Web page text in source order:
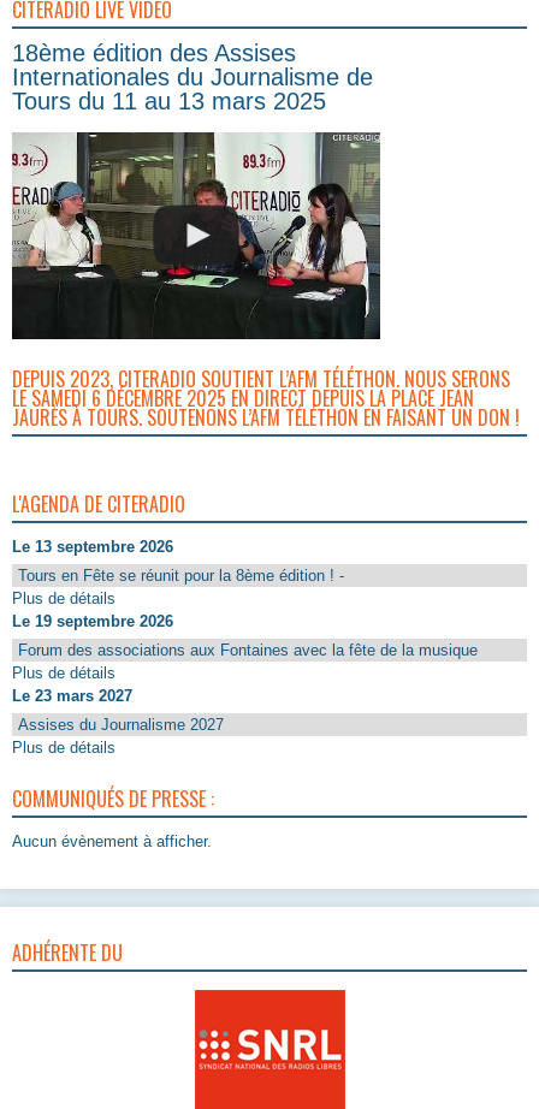
CITERADIO LIVE VIDEO
18ème édition des Assises
Internationales du Journalisme de
Tours du 11 au 13 mars 2025
DEPUIS 2023, CITERADIO SOUTIENT L’AFM TÉLÉTHON. NOUS SERONS
LE SAMEDI 6 DÉCEMBRE 2025 EN DIRECT DEPUIS LA PLACE JEAN
JAURÈS À TOURS. SOUTENONS L’AFM TÉLÉTHON EN FAISANT UN DON !
L'AGENDA DE CITERADIO
Le 13 septembre 2026
Tours en Fête se réunit pour la 8ème édition ! -
Plus de détails
Le 19 septembre 2026
Forum des associations aux Fontaines avec la fête de la musique
Plus de détails
Le 23 mars 2027
Assises du Journalisme 2027
Plus de détails
COMMUNIQUÉS DE PRESSE :
Aucun évènement à afficher.
ADHÉRENTE DU